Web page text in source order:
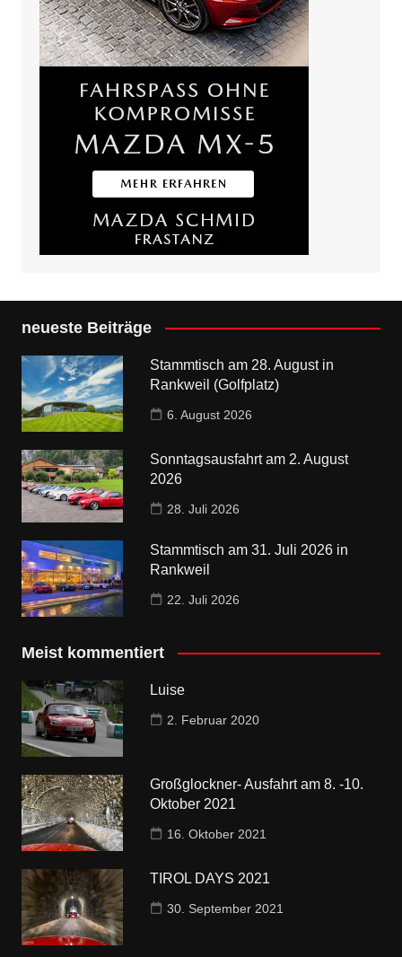
neueste Beiträge
Stammtisch am 28. August in
Rankweil (Golfplatz)
6. August 2026
Sonntagsausfahrt am 2. August
2026
28. Juli 2026
Stammtisch am 31. Juli 2026 in
Rankweil
22. Juli 2026
Meist kommentiert
Luise
2. Februar 2020
Großglockner- Ausfahrt am 8. -10.
Oktober 2021
16. Oktober 2021
TIROL DAYS 2021
30. September 2021